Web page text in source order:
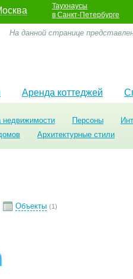
Таухнаусы
в Санкт-Петербурге
На данной странице
Аренда коттеджей
недвижимости Персоны
Архитектурные стили
Объекты (1)